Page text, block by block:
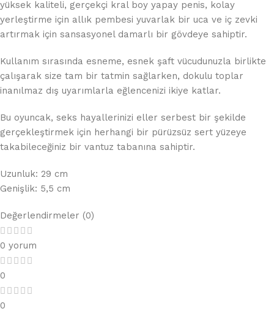
yüksek kaliteli, gerçekçi kral boy yapay penis, kolay
yerleştirme için allık pembesi yuvarlak bir uca ve iç zevki
artırmak için sansasyonel damarlı bir gövdeye sahiptir.
Kullanım sırasında esneme, esnek şaft vücudunuzla birlikte
çalışarak size tam bir tatmin sağlarken, dokulu toplar
inanılmaz dış uyarımlarla eğlencenizi ikiye katlar.
Bu oyuncak, seks hayallerinizi eller serbest bir şekilde
gerçekleştirmek için herhangi bir pürüzsüz sert yüzeye
takabileceğiniz bir vantuz tabanına sahiptir.
Uzunluk: 29 cm
Genişlik: 5,5 cm
Değerlendirmeler (0)
0 yorum
0
0